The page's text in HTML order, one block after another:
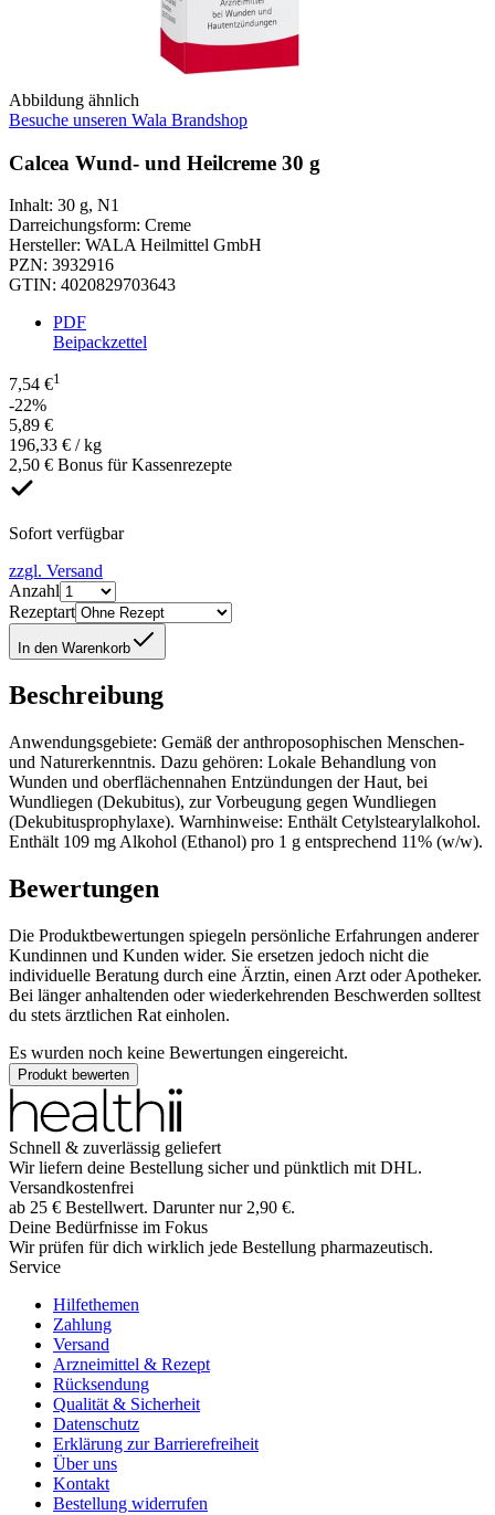
Abbildung ähnlich
Besuche unseren Wala Brandshop
Calcea Wund- und Heilcreme 30 g
Inhalt: 30 g, N1
Darreichungsform: Creme
Hersteller: WALA Heilmittel GmbH
PZN: 3932916
GTIN: 4020829703643
PDF
Beipackzettel
7,54 €1
-22%
5,89 €
196,33 € / kg
2,50 € Bonus für Kassenrezepte
Sofort verfügbar
zzgl. Versand
Anzahl
Rezeptart
In den Warenkorb
Beschreibung
Anwendungsgebiete: Gemäß der anthroposophischen Menschen-
und Naturerkenntnis. Dazu gehören: Lokale Behandlung von
Wunden und oberflächennahen Entzündungen der Haut, bei
Wundliegen (Dekubitus), zur Vorbeugung gegen Wundliegen
(Dekubitusprophylaxe). Warnhinweise: Enthält Cetylstearylalkohol.
Enthält 109 mg Alkohol (Ethanol) pro 1 g entsprechend 11% (w/w).
Bewertungen
Die Produktbewertungen spiegeln persönliche Erfahrungen anderer
Kundinnen und Kunden wider. Sie ersetzen jedoch nicht die
individuelle Beratung durch eine Ärztin, einen Arzt oder Apotheker.
Bei länger anhaltenden oder wiederkehrenden Beschwerden solltest
du stets ärztlichen Rat einholen.
Es wurden noch keine Bewertungen eingereicht.
Produkt bewerten
Schnell & zuverlässig geliefert
Wir liefern deine Bestellung sicher und pünktlich mit DHL.
Versandkostenfrei
ab 25 € Bestellwert. Darunter nur 2,90 €.
Deine Bedürfnisse im Fokus
Wir prüfen für dich wirklich jede Bestellung pharmazeutisch.
Service
Hilfethemen
Zahlung
Versand
Arzneimittel & Rezept
Rücksendung
Qualität & Sicherheit
Datenschutz
Erklärung zur Barrierefreiheit
Über uns
Kontakt
Bestellung widerrufen